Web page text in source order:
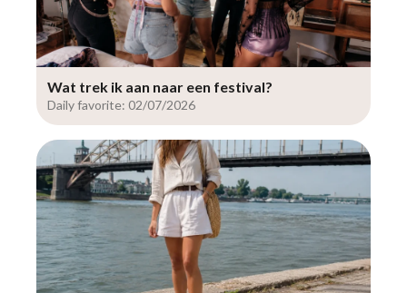
Wat trek ik aan naar een festival?
Daily favorite: 02/07/2026